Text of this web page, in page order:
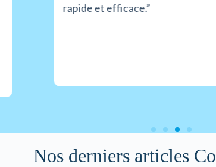
rapide et efficace.”
Nos derniers articles